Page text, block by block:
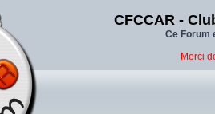
CFCCAR -
Ce Forum
Merci